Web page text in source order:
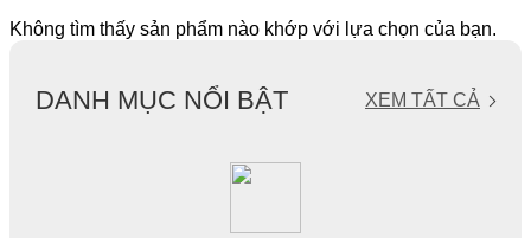
Không tìm thấy sản phẩm nào khớp với lựa chọn của bạn.
DANH MỤC NỔI BẬT XEM TẤT CẢ